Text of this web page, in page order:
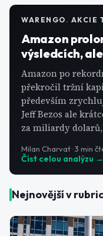
WARENGO . AKCIE
Amazon
výsledcích,
Amazon po
překročil tržní
především
Jeff Bezos ale
za miliardy
Milan Charvat·3 min
Číst celou analýzu →
Nejnovější v